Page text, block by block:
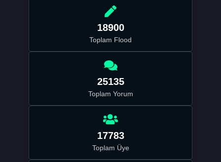
18900
Toplam Flood
25135
Toplam Yorum
17783
Toplam Üye